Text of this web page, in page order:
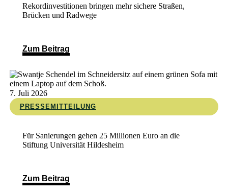
Rekordinvestitionen bringen mehr sichere Straßen,
Brücken und Radwege
Zum Beitrag
7. Juli 2026
PRESSEMITTEILUNG
Für Sanierungen gehen 25 Millionen Euro an die
Stiftung Universität Hildesheim
Zum Beitrag